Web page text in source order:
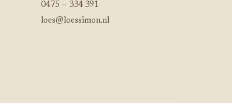
0475 — 334 391
loes@loessimon.nl